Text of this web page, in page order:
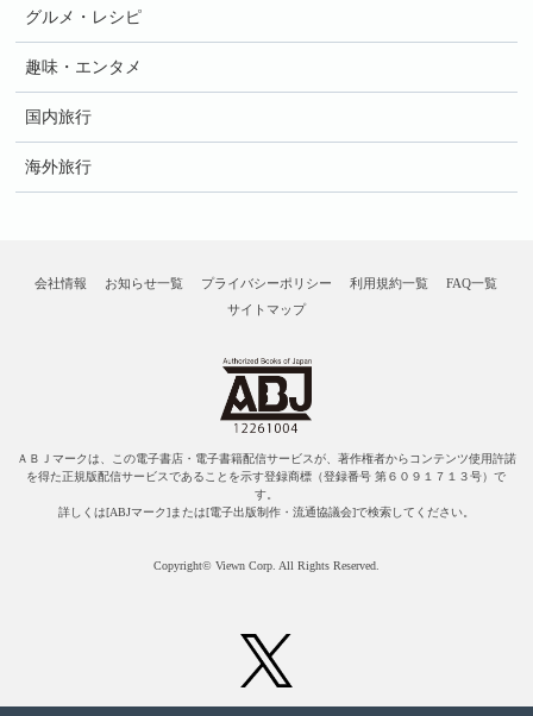
グルメ・レシピ
趣味・エンタメ
国内旅行
海外旅行
会社情報 お知らせ一覧 プライバシーポリシー 利用規約一覧
FAQ一覧
サイトマップ
ＡＢＪマークは、この電子書店・電子書籍配信サービスが、著作権者からコンテンツ使用許諾
を得た正規版配信サービスであることを示す登録商標（登録番号 第６０９１７１３号）で
す。
詳しくは[ABJマーク]または[電子出版制作・流通協議会]で検索してください。
Copyright© Viewn Corp. All Rights Reserved.